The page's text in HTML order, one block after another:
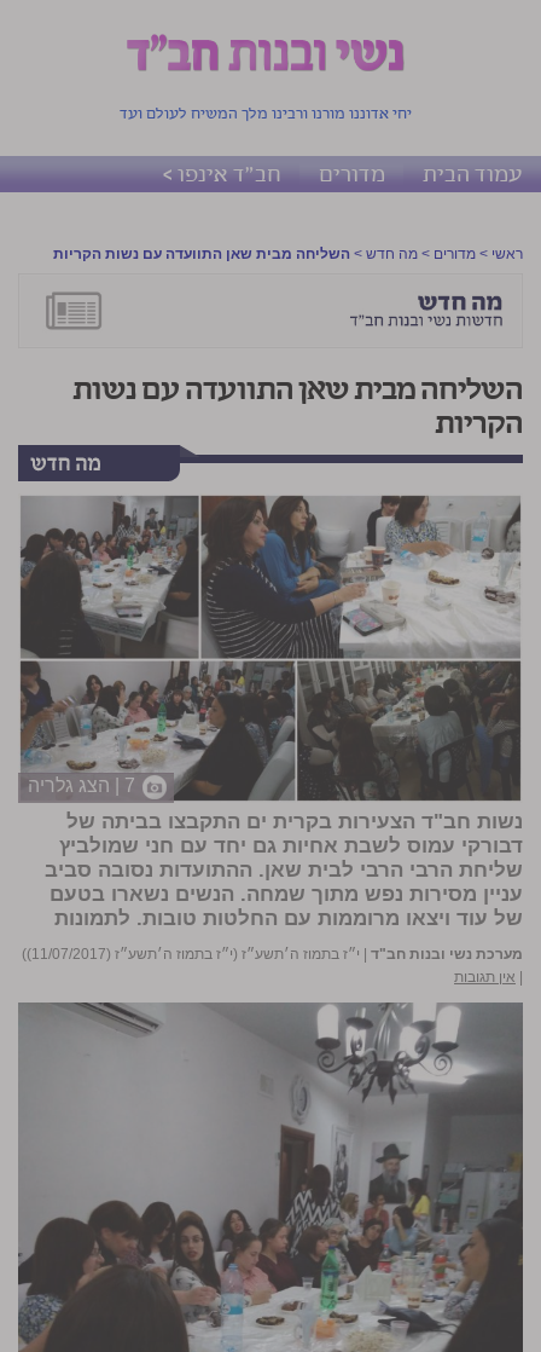
יחי אדוננו מורנו ורבינו מלך המשיח לעולם ועד
עמוד הבית מדורים חב"ד אינפו >
ראשי > מדורים > מה חדש > השליחה מבית שאן התוועדה עם נשות הקריות
השליחה מבית שאן התוועדה עם נשות
הקריות
7 | הצג גלריה
נשות חב"ד הצעירות בקרית ים התקבצו בביתה של
דבורקי עמוס לשבת אחיות גם יחד עם חני שמולביץ
שליחת הרבי הרבי לבית שאן. ההתועדות נסובה סביב
עניין מסירות נפש מתוך שמחה. הנשים נשארו בטעם
של עוד ויצאו מרוממות עם החלטות טובות. לתמונות
מערכת נשי ובנות חב"ד
י״ז בתמוז ה׳תשע״ז (י״ז בתמוז ה׳תשע״ז (11/07/2017))
אין תגובות